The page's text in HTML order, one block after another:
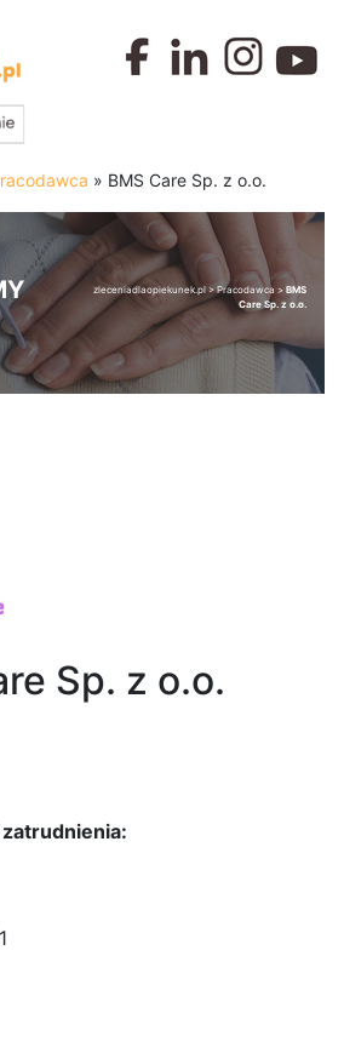
» BMS Care Sp. z o.o.
zleceniadlaopiekunek.pl >Pracodawca > BMS
Care Sp. z o.o.
Sp. z o.o.